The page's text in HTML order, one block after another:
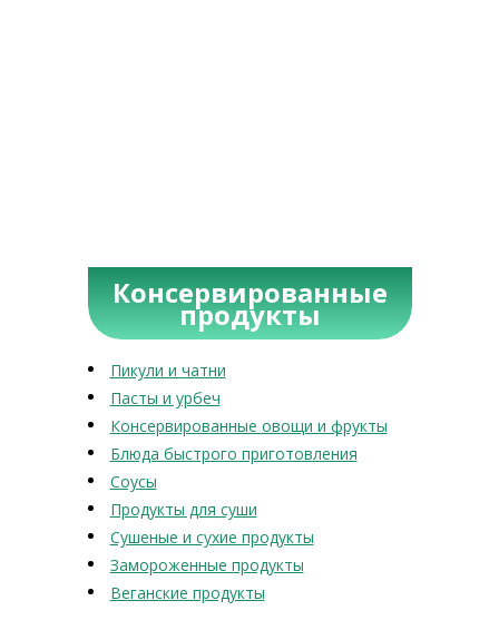
Консервированные
продукты
Пикули и чатни
Пасты и урбеч
Консервированные овощи и фрукты
Блюда быстрого приготовления
Соусы
Продукты для суши
Сушеные и сухие продукты
Замороженные продукты
Веганские продукты